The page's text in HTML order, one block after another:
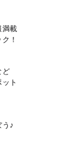
満載
！
ど
ト
♪